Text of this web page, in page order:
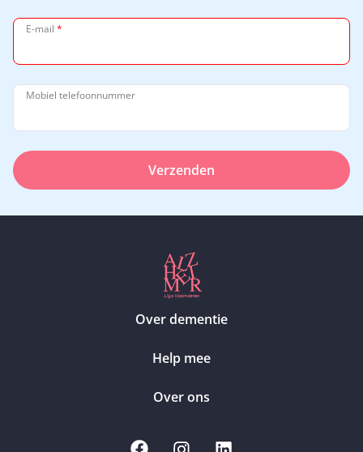
E-mail *
Mobiel telefoonnummer
Verzenden
Over dementie
Help mee
Over ons